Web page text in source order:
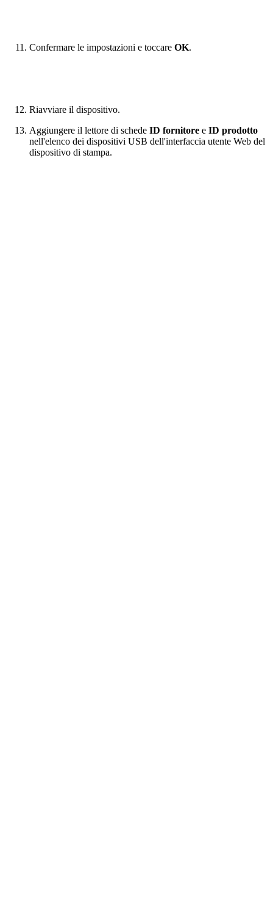
Confermare le impostazioni e toccare OK.
Riavviare il dispositivo.
Aggiungere il lettore di schede ID fornitore e ID prodotto
nell'elenco dei dispositivi USB dell'interfaccia utente Web del
dispositivo di stampa.